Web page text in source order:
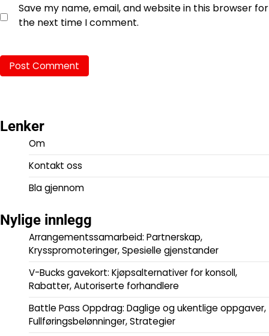
Save my name, email, and website in this browser for
the next time I comment.
Lenker
Om
Kontakt oss
Bla gjennom
Nylige innlegg
Arrangementssamarbeid: Partnerskap,
Krysspromoteringer, Spesielle gjenstander
V-Bucks gavekort: Kjøpsalternativer for konsoll,
Rabatter, Autoriserte forhandlere
Battle Pass Oppdrag: Daglige og ukentlige oppgaver,
Fullføringsbelønninger, Strategier